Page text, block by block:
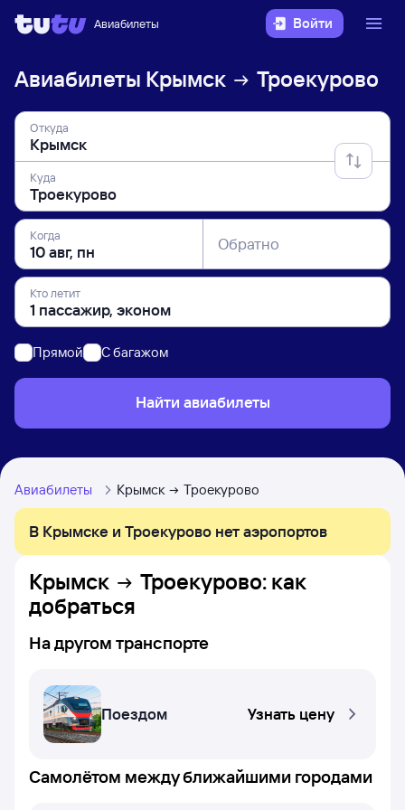
Авиабилеты Войти
Авиабилеты Крымск Троекурово
Откуда
Куда
Когда Обратно
Кто летит
Прямой C багажом
Найти авиабилеты
Авиабилеты Крымск Троекурово
В Крымске и Троекурово нет аэропортов
Крымск Троекурово: как
добраться
На другом транспорте
Поездом Узнать цену
Самолётом между ближайшими городами